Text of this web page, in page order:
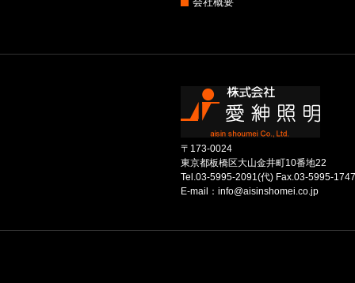
〒173-0024
東京都板橋区大山金井町10番地22
Tel.03-5995-2091(代) Fax.03-5995-1747
E-mail：info@aisinshomei.co.jp